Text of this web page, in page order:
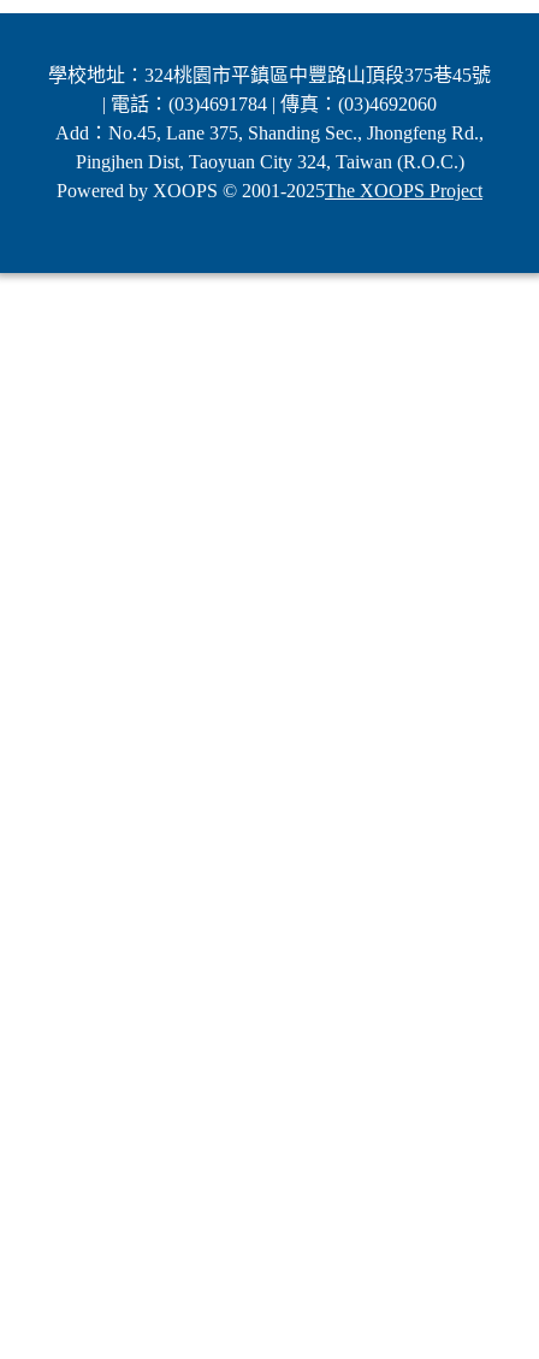
學校地址：324桃園市平鎮區中豐路山頂段375巷45號
| 電話：(03)4691784 | 傳真：(03)4692060
Add：No.45, Lane 375, Shanding Sec., Jhongfeng Rd.,
Pingjhen Dist, Taoyuan City 324, Taiwan (R.O.C.)
Powered by XOOPS © 2001-2025The XOOPS Project